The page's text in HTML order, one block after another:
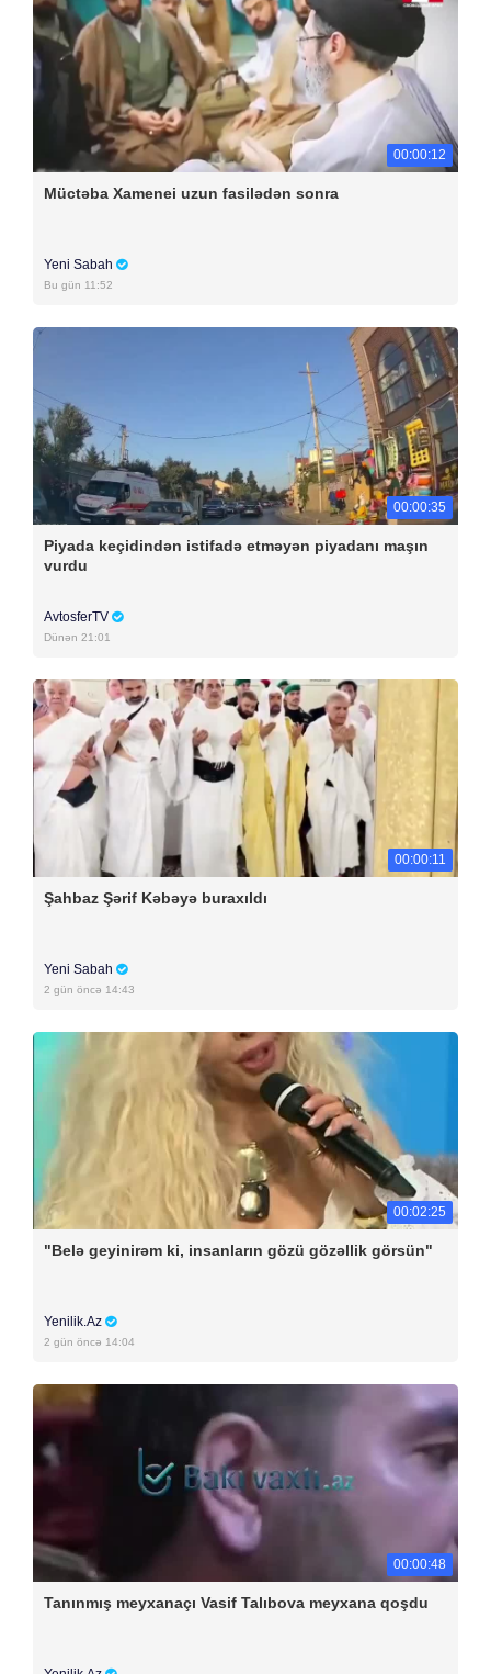
00:00:12
Müctəba Xamenei uzun fasilədən sonra
Yeni Sabah
Bu gün 11:52
00:00:35
Piyada keçidindən istifadə etməyən piyadanı maşın
vurdu
AvtosferTV
Dünən 21:01
00:00:11
Şahbaz Şərif Kəbəyə buraxıldı
Yeni Sabah
2 gün öncə 14:43
00:02:25
"Belə geyinirəm ki, insanların gözü gözəllik görsün"
Yenilik.Az
2 gün öncə 14:04
00:00:48
Tanınmış meyxanaçı Vasif Talıbova meyxana qoşdu